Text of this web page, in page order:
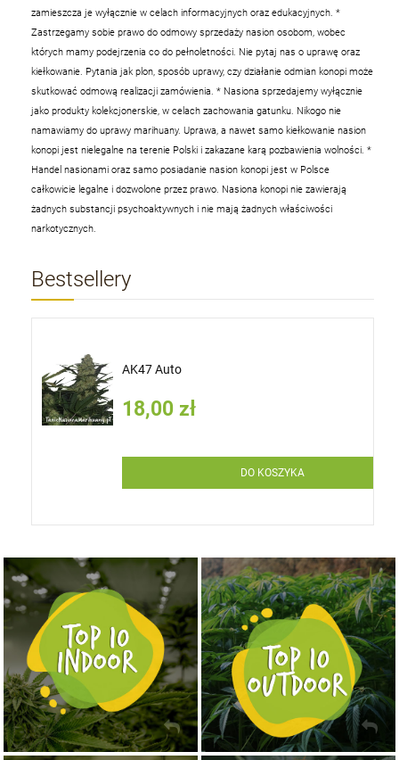
zamieszcza je wyłącznie w celach informacyjnych oraz edukacyjnych. *
Zastrzegamy sobie prawo do odmowy sprzedaży nasion osobom, wobec
których mamy podejrzenia co do pełnoletności. Nie pytaj nas o uprawę oraz
kiełkowanie. Pytania jak plon, sposób uprawy, czy działanie odmian konopi może
skutkować odmową realizacji zamówienia. * Nasiona sprzedajemy wyłącznie
jako produkty kolekcjonerskie, w celach zachowania gatunku. Nikogo nie
namawiamy do uprawy marihuany. Uprawa, a nawet samo kiełkowanie nasion
konopi jest nielegalne na terenie Polski i zakazane karą pozbawienia wolności. *
Handel nasionami oraz samo posiadanie nasion konopi jest w Polsce
całkowicie legalne i dozwolone przez prawo. Nasiona konopi nie zawierają
żadnych substancji psychoaktywnych i nie mają żadnych właściwości
narkotycznych.
Bestsellery
AK47 Auto
18,00 zł
DO KOSZYKA
NASIONA MARIHUANY TOP 10 INDOOR
KUP TERAZ NASIONA MARIHUANY TOP 10 OUTDOOR
KUP TERAZ